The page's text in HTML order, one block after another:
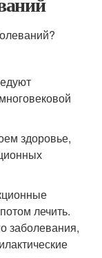
здоровье,
лечить.
заболевания,